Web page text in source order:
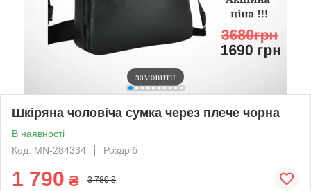
Шкіряна чоловіча сумка через плече чорна
В наявності
Код: MN-284334
Роздріб
1 790 ₴ 3 780 ₴